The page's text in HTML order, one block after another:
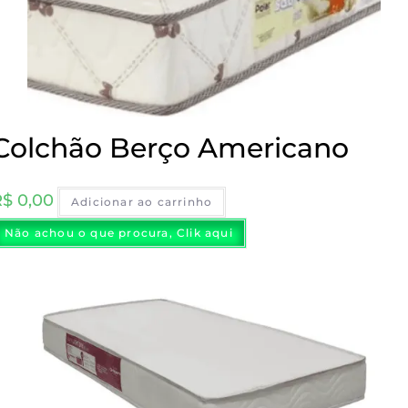
Berço Americano
0,00 Adicionar ao carrinho
Não achou o que procura, Clik aqui